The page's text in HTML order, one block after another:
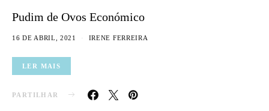
Pudim de Ovos Económico
16 DE ABRIL, 2021 IRENE FERREIRA
LER MAIS
PARTILHAR